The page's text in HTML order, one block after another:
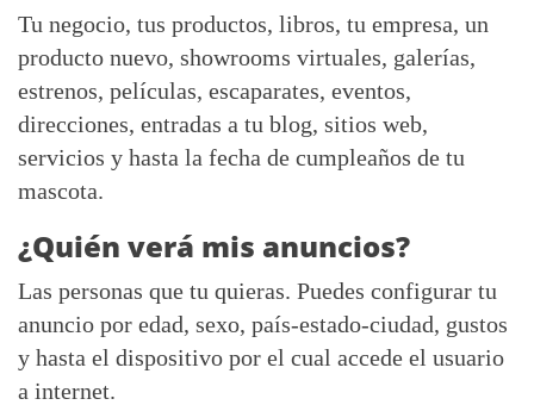
Tu negocio, tus productos, libros, tu empresa, un
producto nuevo, showrooms virtuales, galerías,
estrenos, películas, escaparates, eventos,
direcciones, entradas a tu blog, sitios web,
servicios y hasta la fecha de cumpleaños de tu
mascota.
¿Quién verá mis anuncios?
Las personas que tu quieras. Puedes configurar tu
anuncio por edad, sexo, país-estado-ciudad, gustos
y hasta el dispositivo por el cual accede el usuario
a internet.